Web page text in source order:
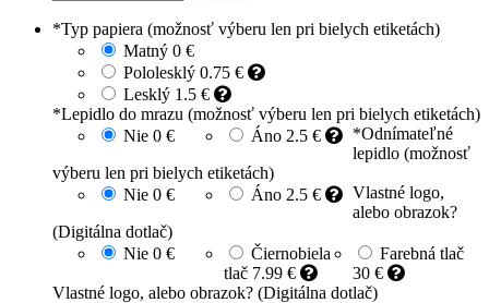
*Typ papiera (možnosť výberu len pri bielych etiketách)
Matný 0 €
Pololesklý 0.75 €
Lesklý 1.5 €
*Lepidlo do mrazu (možnosť výberu len pri bielych etiketách)
Nie 0 € Áno 2.5 € *Odnímateľné
lepidlo (možnosť
výberu len pri bielych etiketách)
Nie 0 € Áno 2.5 €
Vlastné logo,
alebo obrazok?
(Digitálna dotlač)
Nie 0 €
Čiernobiela
tlač 7.99 €
Farebná tlač
30 €
Vlastné logo, alebo obrazok? (Digitálna dotlač)